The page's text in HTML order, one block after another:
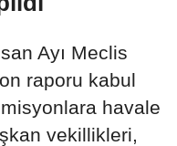
Ayı Meclis
raporu kabul
havale
vekillikleri,